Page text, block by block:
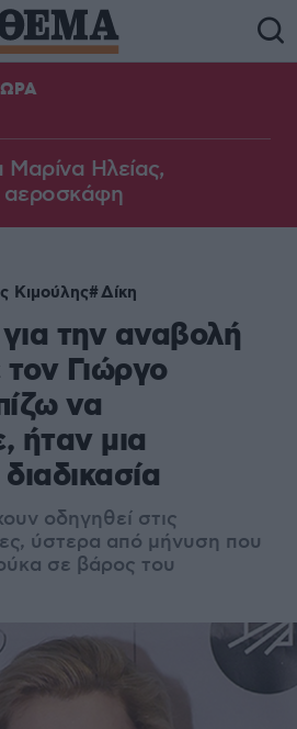
Μαρίνα Ηλείας,
αεροσκάφη
Κιμούλης Δίκη
την αναβολή
τον Γιώργο
να
ήταν μια
οδηγηθεί στις
ύστερα από μήνυση που
σε βάρος του